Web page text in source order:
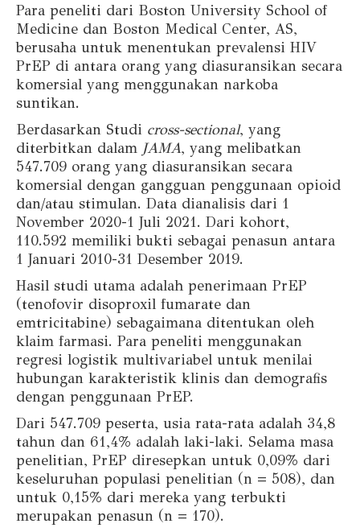
Para peneliti dari Boston University School of
Medicine dan Boston Medical Center, AS,
berusaha untuk menentukan prevalensi HIV
PrEP di antara orang yang diasuransikan secara
komersial yang menggunakan narkoba
suntikan.
Berdasarkan Studi cross-sectional, yang
diterbitkan dalam JAMA, yang melibatkan
547.709 orang yang diasuransikan secara
komersial dengan gangguan penggunaan opioid
dan/atau stimulan. Data dianalisis dari 1
November 2020-1 Juli 2021. Dari kohort,
110.592 memiliki bukti sebagai penasun antara
1 Januari 2010-31 Desember 2019.
Hasil studi utama adalah penerimaan PrEP
(tenofovir disoproxil fumarate dan
emtricitabine) sebagaimana ditentukan oleh
klaim farmasi. Para peneliti menggunakan
regresi logistik multivariabel untuk menilai
hubungan karakteristik klinis dan demografis
dengan penggunaan PrEP.
Dari 547.709 peserta, usia rata-rata adalah 34,8
tahun dan 61,4% adalah laki-laki. Selama masa
penelitian, PrEP diresepkan untuk 0,09% dari
keseluruhan populasi penelitian (n = 508), dan
untuk 0,15% dari mereka yang terbukti
merupakan penasun (n = 170).